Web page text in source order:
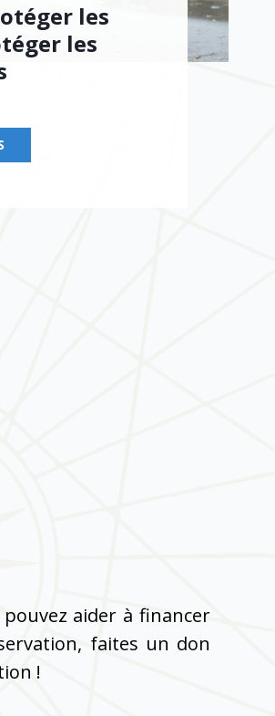
les
les
aider à financer
faites un don
!